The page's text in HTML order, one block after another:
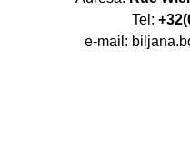
Tel:
e-mail: